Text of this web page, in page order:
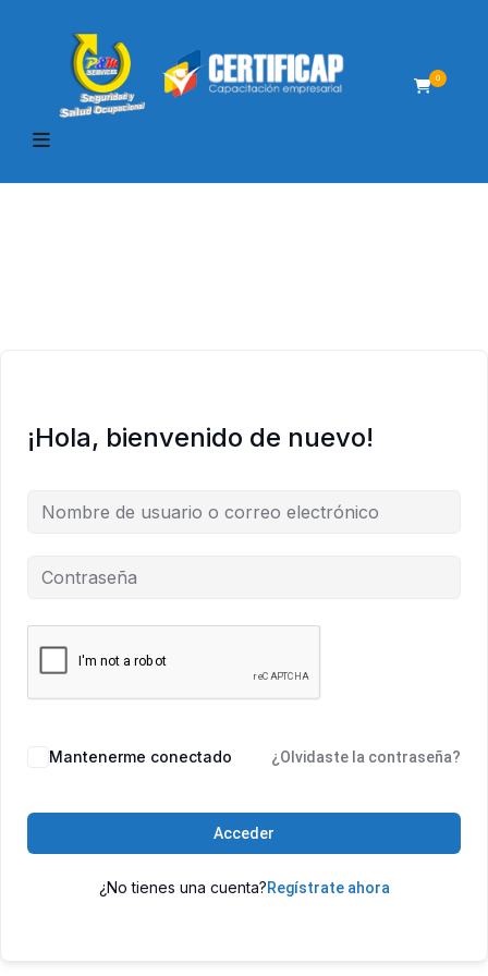
0
¡Hola, bienvenido de nuevo!
Mantenerme conectado ¿Olvidaste la contraseña?
Acceder
¿No tienes una cuenta?Regístrate ahora